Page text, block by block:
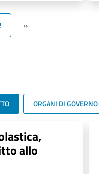
»
ORGANI DI GOVERNO
allo